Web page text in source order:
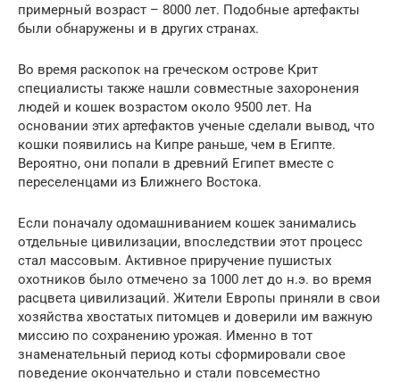
примерный возраст – 8000 лет. Подобные артефакты
были обнаружены и в других странах.
Во время раскопок на греческом острове Крит
специалисты также нашли совместные захоронения
людей и кошек возрастом около 9500 лет. На
основании этих артефактов ученые сделали вывод, что
кошки появились на Кипре раньше, чем в Египте.
Вероятно, они попали в древний Египет вместе с
переселенцами из Ближнего Востока.
Если поначалу одомашниванием кошек занимались
отдельные цивилизации, впоследствии этот процесс
стал массовым. Активное приручение пушистых
охотников было отмечено за 1000 лет до н.э. во время
расцвета цивилизаций. Жители Европы приняли в свои
хозяйства хвостатых питомцев и доверили им важную
миссию по сохранению урожая. Именно в тот
знаменательный период коты сформировали свое
поведение окончательно и стали повсеместно